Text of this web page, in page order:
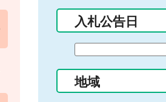
力
入札公告日
の
始
地域